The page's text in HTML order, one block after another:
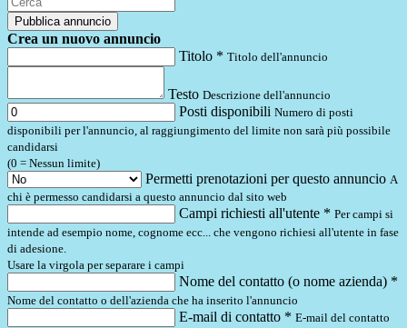
Pubblica annuncio
Crea un nuovo annuncio
Titolo * Titolo dell'annuncio
Testo Descrizione dell'annuncio
Posti disponibili Numero di posti
disponibili per l'annuncio, al raggiungimento del limite non sarà più possibile
candidarsi
(0 = Nessun limite)
Permetti prenotazioni per questo annuncio A
chi è permesso candidarsi a questo annuncio dal sito web
Campi richiesti all'utente * Per campi si
intende ad esempio nome, cognome ecc... che vengono richiesi all'utente in fase
di adesione.
Usare la virgola per separare i campi
Nome del contatto (o nome azienda) *
Nome del contatto o dell'azienda che ha inserito l'annuncio
E-mail di contatto * E-mail del contatto